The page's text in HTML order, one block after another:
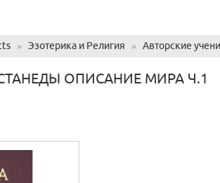
» Эзотерика и Религия » Авторские
ОПИСАНИЕ МИРА Ч.1